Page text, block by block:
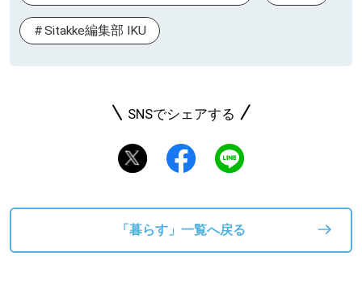
Sitakke編集部 IKU
SNSでシェアする
「暮らす」一覧へ戻る